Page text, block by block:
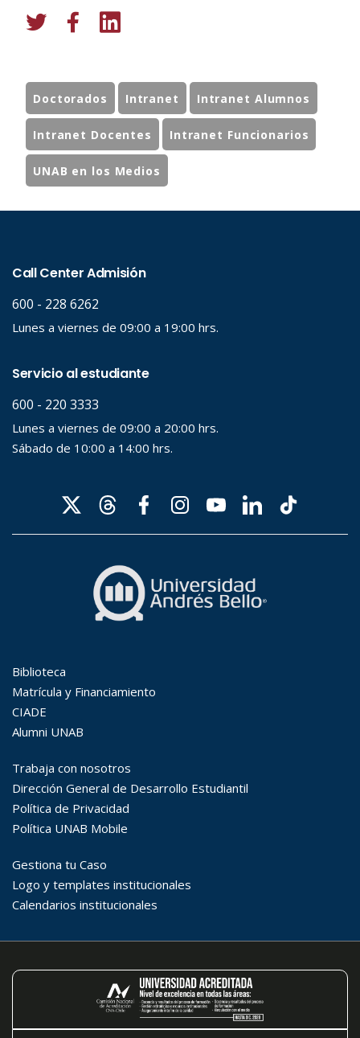
Doctorados Intranet Intranet Alumnos
Intranet Docentes Intranet Funcionarios
UNAB en los Medios